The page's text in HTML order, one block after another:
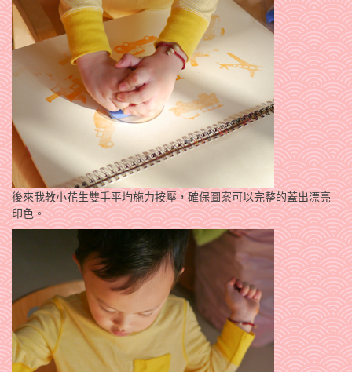
後來我教小花生雙手平均施力按壓，確保圖案可以完整的蓋出漂亮
印色。